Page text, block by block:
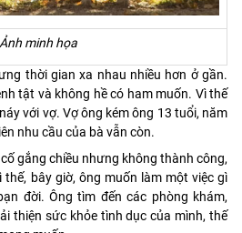
Ảnh minh họa
thời gian xa nhau nhiều hơn ở gần.
tật và không hề có ham muốn. Vì thế
với vợ. Vợ ông kém ông 13 tuổi, năm
nhu cầu của bà vẫn còn.
gắng chiều nhưng không thành công,
bây giờ, ông muốn làm một việc gì
đời. Ông tìm đến các phòng khám,
thiện sức khỏe tình dục của mình, thế